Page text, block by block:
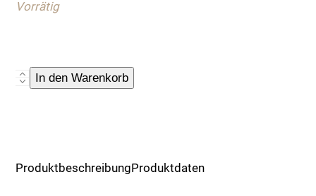
99,00 €
Vorrätig
Kissenhülle
Copenhagen"
In den Warenkorb
ProduktbeschreibungProduktdaten